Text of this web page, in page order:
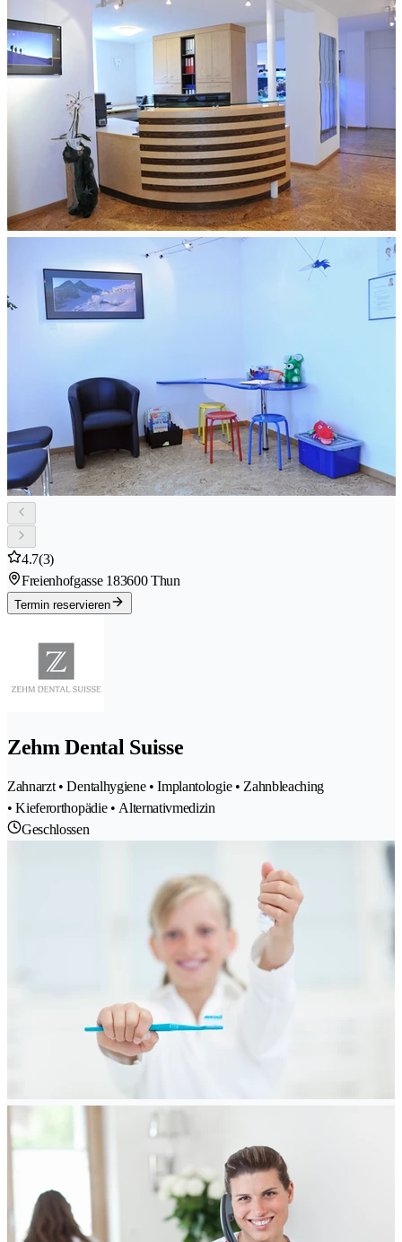
4.7(3)
Freienhofgasse 183600 Thun
Termin reservieren
Zehm Dental Suisse
Zahnarzt • Dentalhygiene • Implantologie • Zahnbleaching
• Kieferorthopädie • Alternativmedizin
Geschlossen